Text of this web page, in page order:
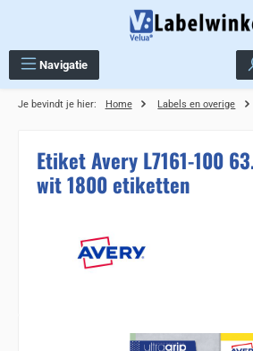
Navigatie
Je bevindt je hier: Home Labels en overige
Etiket Avery L7161-100
wit 1800 etiketten
Sla de afbeeldingengalerij over